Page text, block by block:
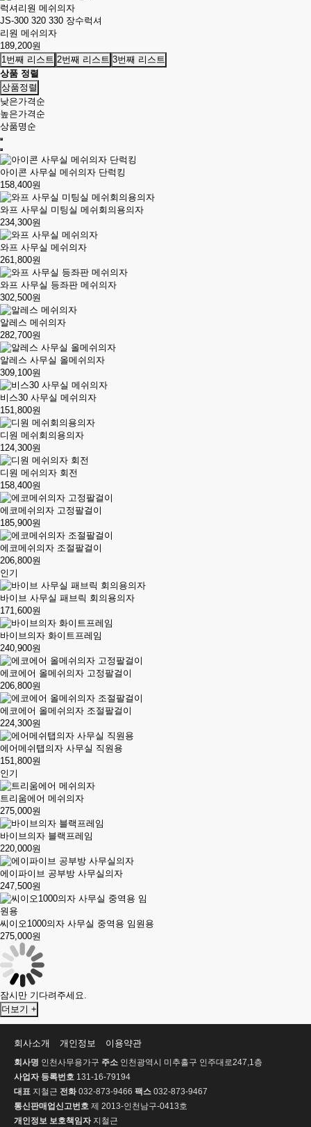
JS-300 320 330 장수럭셔
리원 메쉬의자
189,200원
1번째 리스트 2번째 리스트 3번째 리스트
상품 정렬
상품정렬
낮은가격순
높은가격순
상품명순
아이콘 사무실 메쉬의자 단럭킹
158,400원
와프 사무실 미팅실 메쉬회의용의자
234,300원
와프 사무실 메쉬의자
261,800원
와프 사무실 등좌판 메쉬의자
302,500원
알레스 메쉬의자
282,700원
알레스 사무실 올메쉬의자
309,100원
비스30 사무실 메쉬의자
151,800원
디원 메쉬회의용의자
124,300원
디원 메쉬의자 회전
158,400원
에코메쉬의자 고정팔걸이
185,900원
에코메쉬의자 조절팔걸이
206,800원
인기
바이브 사무실 패브릭 회의용의자
171,600원
바이브의자 화이트프레임
240,900원
에코에어 올메쉬의자 고정팔걸이
206,800원
에코에어 올메쉬의자 조절팔걸이
224,300원
에어메쉬탭의자 사무실 직원용
151,800원
인기
트리움에어 메쉬의자
275,000원
바이브의자 블랙프레임
220,000원
에이파이브 공부방 사무실의자
247,500원
씨이오1000의자 사무실 중역용 임원용
275,000원
잠시만 기다려주세요.
더보기 +
회사소개 개인정보 이용약관
회사명 인천사무용가구 주소 인천광역시 미추홀구 인주대로247,1층
사업자 등록번호 131-16-79194
대표 지철근 전화032-873-9466 팩스 032-873-9467
통신판매업신고번호 제 2013-인천남구-0413호
개인정보 보호책임자지철근